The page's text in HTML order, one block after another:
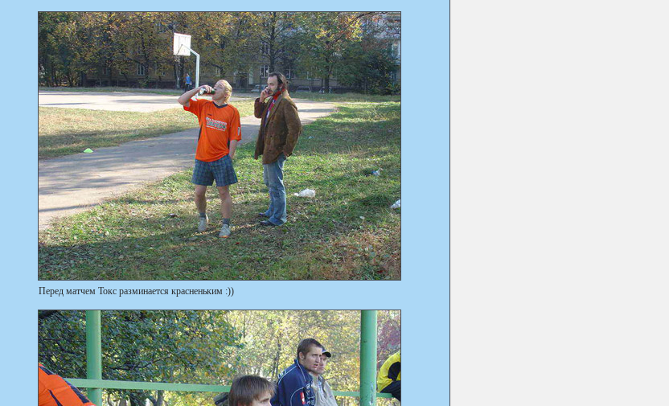
Перед матчем Токс разминается красненьким :))